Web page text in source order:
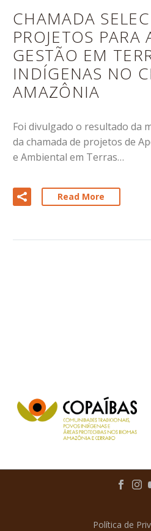
CHAMADA
PROJETOS PARA
GESTÃO EM
INDÍGENAS NO
AMAZÔNIA
Foi divulgado o resultado da
da chamada de projetos de
e Ambiental em Terras…
Read More
Política de